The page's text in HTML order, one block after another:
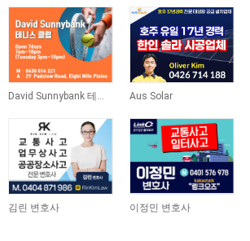
Aus Solar
김린 변호사 이정민 변호사